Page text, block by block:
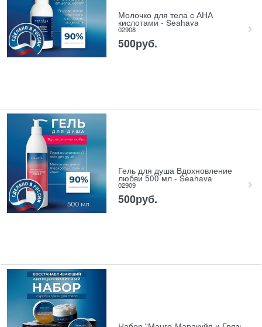
Молочко для тела c АНА
кислотами - Seahava
02908
500руб.
Гель для душа Вдохновление
любви 500 мл - Seahava
02909
500руб.